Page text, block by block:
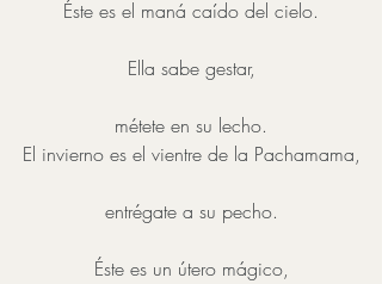
Éste es el maná caído del cielo.
Ella sabe gestar,
métete en su lecho.
El invierno es el vientre de la Pachamama,
entrégate a su pecho.
Éste es un útero mágico,